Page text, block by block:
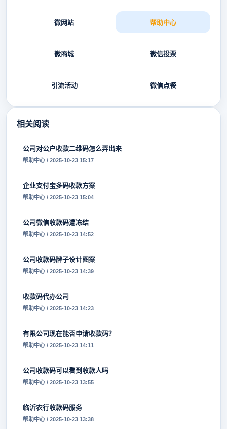
微网站 帮助中心
微商城 微信投票
引流活动 微信点餐
相关阅读
公司对公户收款二维码怎么弄出来
帮助中心 / 2025-10-23 15:17
企业支付宝多码收款方案
帮助中心 / 2025-10-23 15:04
公司微信收款码遭冻结
帮助中心 / 2025-10-23 14:52
公司收款码牌子设计图案
帮助中心 / 2025-10-23 14:39
收款码代办公司
帮助中心 / 2025-10-23 14:23
有限公司现在能否申请收款码？
帮助中心 / 2025-10-23 14:11
公司收款码可以看到收款人吗
帮助中心 / 2025-10-23 13:55
临沂农行收款码服务
帮助中心 / 2025-10-23 13:38